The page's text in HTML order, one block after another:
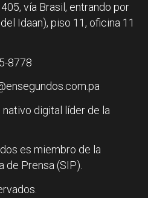
vía Brasil, entrando por
Idaan), piso 11, oficina 11
8778
digital líder de la
es miembro de la
de Prensa (SIP).